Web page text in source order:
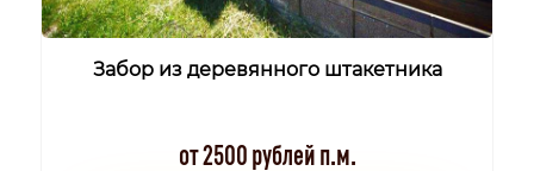
Забор из деревянного штакетника
от 2500 рублей п.м.